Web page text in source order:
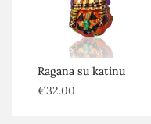
Ragana su katinu
€32.00